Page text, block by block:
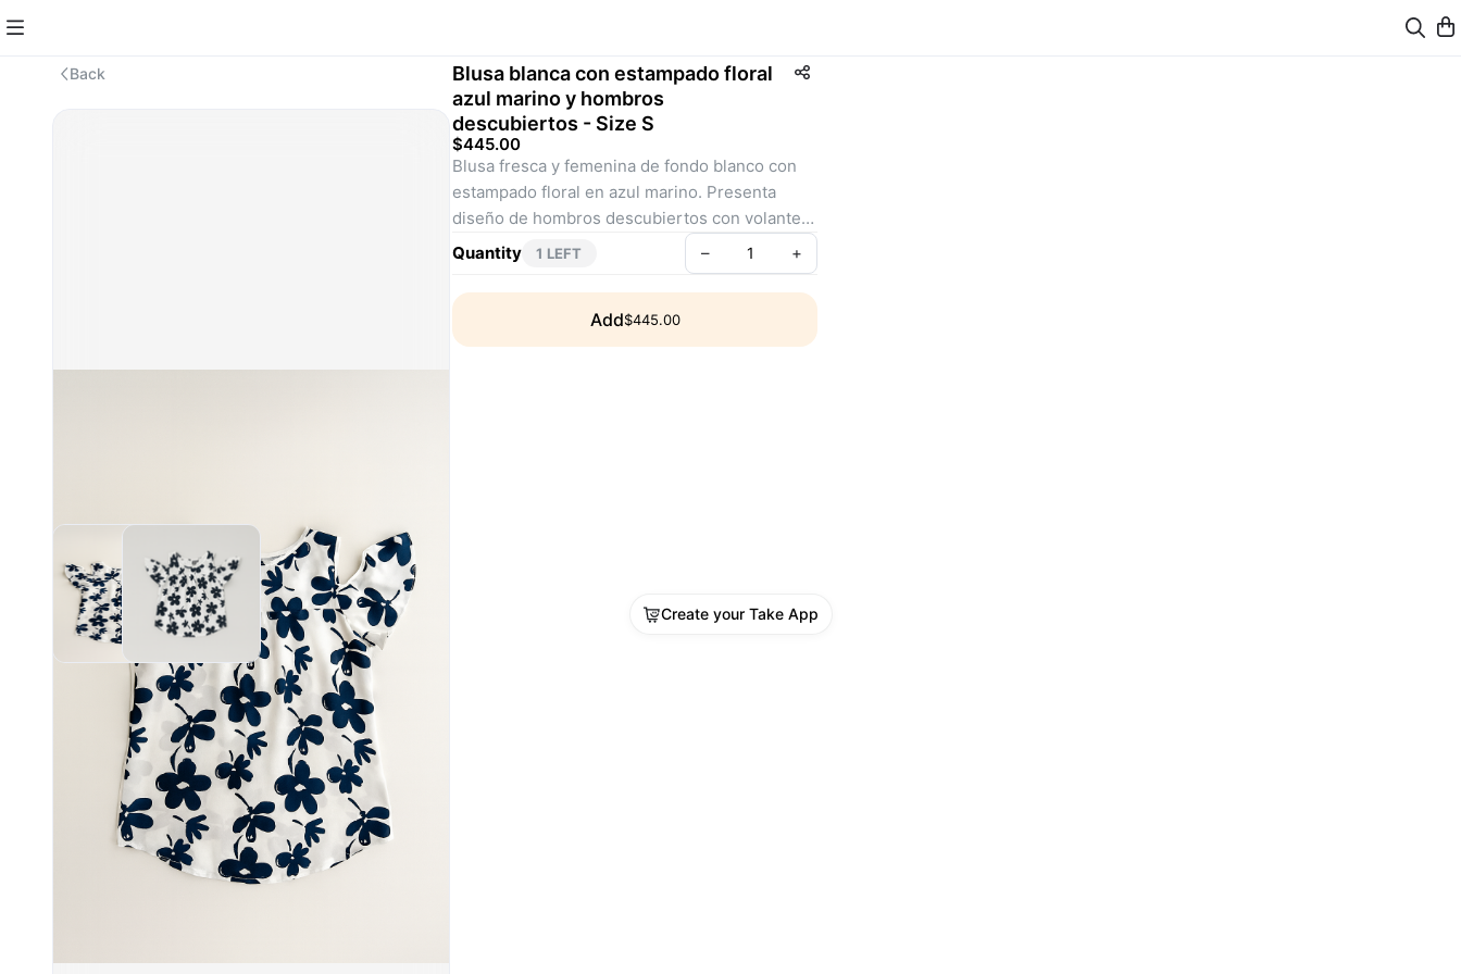
Back
Blusa blanca con estampado floral
azul marino y hombros
descubiertos - Size S
$445.00
Blusa fresca y femenina de fondo blanco con
estampado floral en azul marino. Presenta
diseño de hombros descubiertos con volantes
que aportan un toque moderno y veraniego. Su
corte suelto y ligero la hace ideal para
combinar con jeans o faldas, perfecta para un
look casual pero con estilo en días cálidos o
salidas informales.
Quantity 1 LEFT – +
Add$445.00
Create your Take App